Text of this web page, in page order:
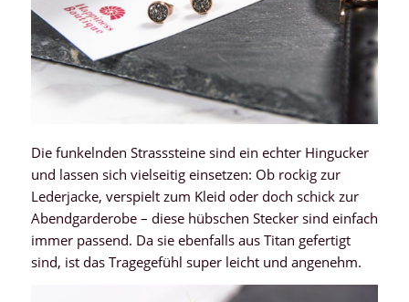
Die funkelnden Strasssteine sind ein echter Hingucker
und lassen sich vielseitig einsetzen: Ob rockig zur
Lederjacke, verspielt zum Kleid oder doch schick zur
Abendgarderobe – diese hübschen Stecker sind einfach
immer passend. Da sie ebenfalls aus Titan gefertigt
sind, ist das Tragegefühl super leicht und angenehm.